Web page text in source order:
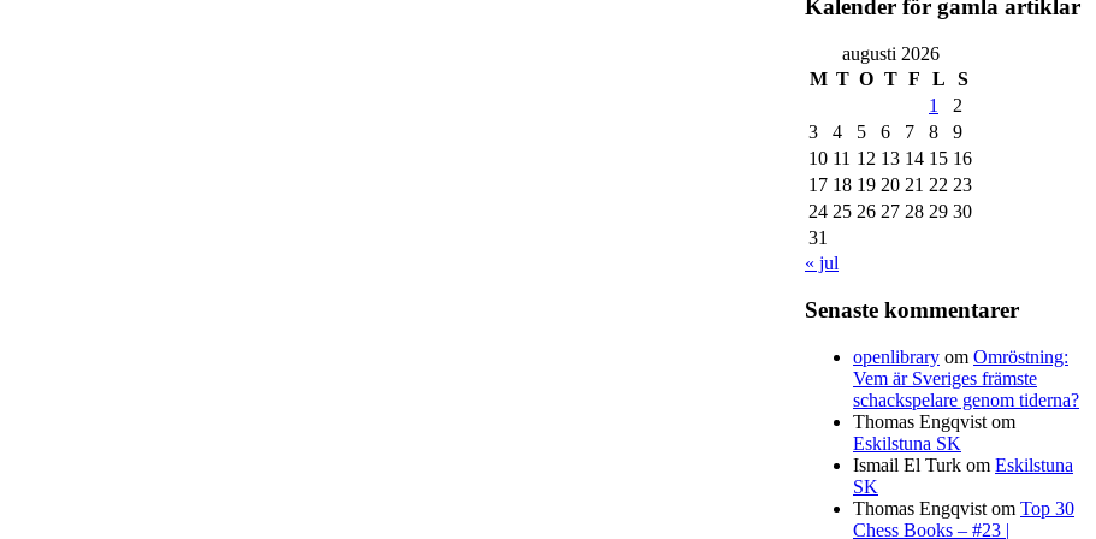
Kalender för gamla artiklar
augusti 2026
M T O T F L
S
1
2
3
4 5 6 7 8
9
10 11 12 13 14 15 16
17 18 19 20 21 22 23
24 25 26 27 28 29 30
31
« jul
Senaste kommentarer
openlibrary om Omröstning:
Vem är Sveriges främste
schackspelare genom tiderna?
Thomas Engqvist om
Eskilstuna SK
Ismail El Turk om Eskilstuna
SK
Thomas Engqvist om Top 30
Chess Books – #23 |